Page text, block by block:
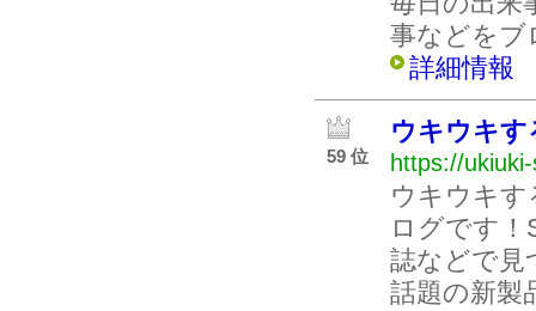
事などをブ
詳細情報
59 位
ウキウキす
https://
ウキウキ
ログです
誌などで見
話題の新製